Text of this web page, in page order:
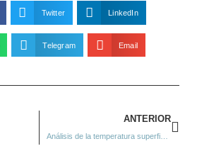
Twitter LinkedIn
Telegram Email
ANTERIOR
Análisis de la temperatura superficial del mar